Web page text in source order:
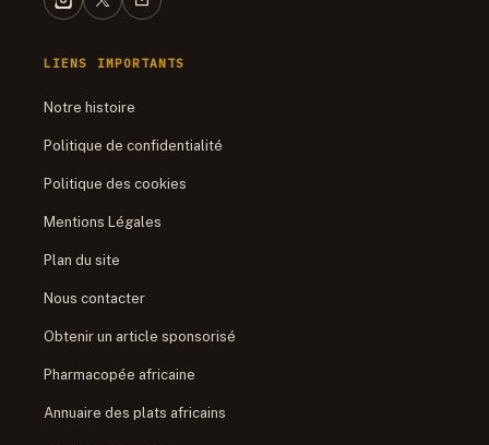
LIENS IMPORTANTS
Notre histoire
Politique de confidentialité
Politique des cookies
Mentions Légales
Plan du site
Nous contacter
Obtenir un article sponsorisé
Pharmacopée africaine
Annuaire des plats africains